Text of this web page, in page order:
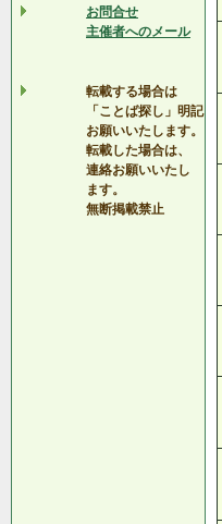
お問合せ
主催者へのメール
転載する場合は
「ことば探し」明記
お願いいたします。
転載した場合は、
連絡お願いいたし
ます。
無断掲載禁止